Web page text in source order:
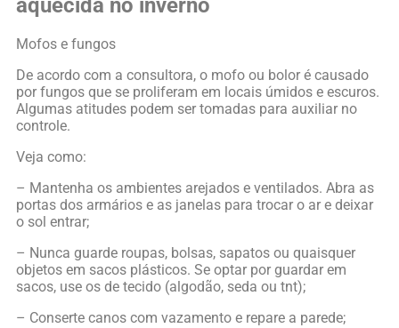
aquecida no inverno
Mofos e fungos
De acordo com a consultora, o mofo ou bolor é causado
por fungos que se proliferam em locais úmidos e escuros.
Algumas atitudes podem ser tomadas para auxiliar no
controle.
Veja como:
– Mantenha os ambientes arejados e ventilados. Abra as
portas dos armários e as janelas para trocar o ar e deixar
o sol entrar;
– Nunca guarde roupas, bolsas, sapatos ou quaisquer
objetos em sacos plásticos. Se optar por guardar em
sacos, use os de tecido (algodão, seda ou tnt);
– Conserte canos com vazamento e repare a parede;